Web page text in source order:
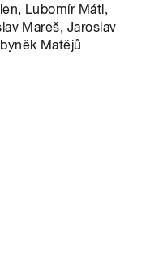
Lubomír Mátl,
Mareš, Jaroslav
Matějů